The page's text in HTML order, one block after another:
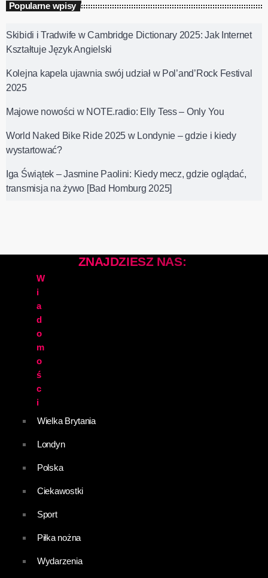
Popularne wpisy
Skibidi i Tradwife w Cambridge Dictionary 2025: Jak Internet
Kształtuje Język Angielski
Kolejna kapela ujawnia swój udział w Pol’and’Rock Festival
2025
Majowe nowości w NOTE.radio: Elly Tess – Only You
World Naked Bike Ride 2025 w Londynie – gdzie i kiedy
wystartować?
Iga Świątek – Jasmine Paolini: Kiedy mecz, gdzie oglądać,
transmisja na żywo [Bad Homburg 2025]
W
i
a
d
o
m
o
ś
c
i
Wielka Brytania
Londyn
Polska
Ciekawostki
Sport
Piłka nożna
Wydarzenia
ZNAJDZIESZ NAS: